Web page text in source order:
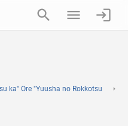
ka" Ore "Yuusha no Rokkotsu